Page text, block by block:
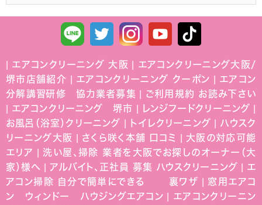
エアコンクリーニング 大阪
エアコンクリーニング大阪/
堺市店舗紹介
エアコンクリーニング クーポン
エアコン
分解講習研修 協力業者募集
ご利用規約 お読み下さい
エアコンクリーニング 堺市 レンジフードクリーニング
お風呂（浴室）クリーニング トイレクリーニング
ハウスク
リーニング大阪
さくら咲く本舗 口コミ
大阪の対応可能
エリア
|洗い屋、掃除 業者を大阪でお探しのオーナー（大
家）様へ
アルバイト、正社員 募集 ハウスクリーニング
エ
アコン掃除 自分で簡単にできる 裏ワザ
窓用エアコ
ン ウィンドー ハウジングエアコン
エアコンクリーニン